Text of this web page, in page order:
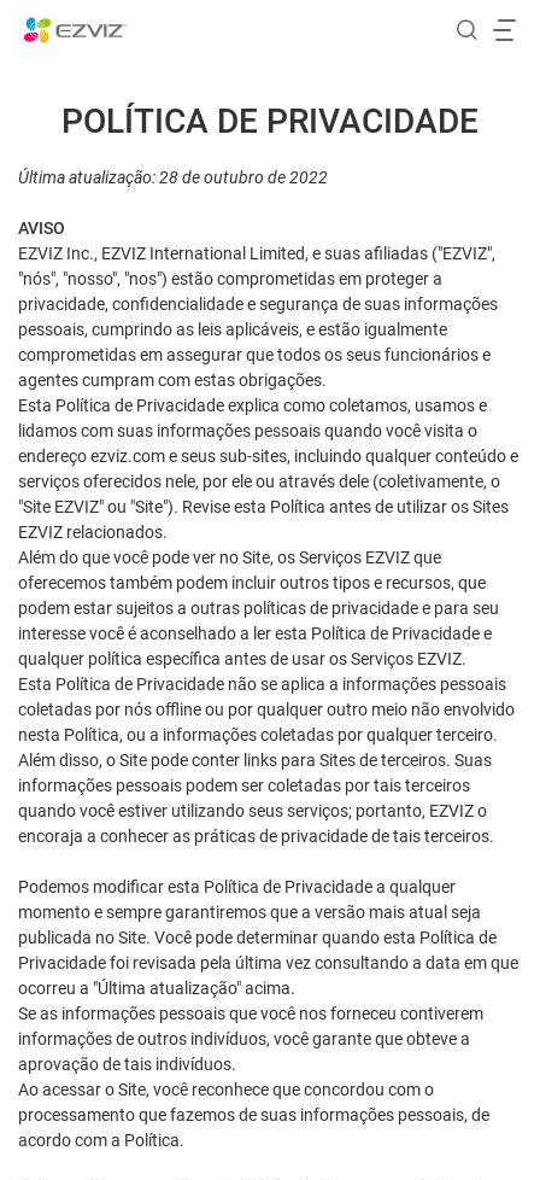
POLÍTICA DE PRIVACIDADE
Última atualização: 28 de outubro de 2022
AVISO
EZVIZ Inc., EZVIZ International Limited, e suas afiliadas ("EZVIZ",
"nós", "nosso", "nos") estão comprometidas em proteger a
privacidade, confidencialidade e segurança de suas informações
pessoais, cumprindo as leis aplicáveis, e estão igualmente
comprometidas em assegurar que todos os seus funcionários e
agentes cumpram com estas obrigações.
Esta Política de Privacidade explica como coletamos, usamos e
lidamos com suas informações pessoais quando você visita o
endereço ezviz.com e seus sub-sites, incluindo qualquer conteúdo e
serviços oferecidos nele, por ele ou através dele (coletivamente, o
"Site EZVIZ" ou "Site"). Revise esta Política antes de utilizar os Sites
EZVIZ relacionados.
Além do que você pode ver no Site, os Serviços EZVIZ que
oferecemos também podem incluir outros tipos e recursos, que
podem estar sujeitos a outras políticas de privacidade e para seu
interesse você é aconselhado a ler esta Política de Privacidade e
qualquer política específica antes de usar os Serviços EZVIZ.
Esta Política de Privacidade não se aplica a informações pessoais
coletadas por nós offline ou por qualquer outro meio não envolvido
nesta Política, ou a informações coletadas por qualquer terceiro.
Além disso, o Site pode conter links para Sites de terceiros. Suas
informações pessoais podem ser coletadas por tais terceiros
quando você estiver utilizando seus serviços; portanto, EZVIZ o
encoraja a conhecer as práticas de privacidade de tais terceiros.
Podemos modificar esta Política de Privacidade a qualquer
momento e sempre garantiremos que a versão mais atual seja
publicada no Site. Você pode determinar quando esta Política de
Privacidade foi revisada pela última vez consultando a data em que
ocorreu a "Última atualização" acima.
Se as informações pessoais que você nos forneceu contiverem
informações de outros indivíduos, você garante que obteve a
aprovação de tais indivíduos.
Ao acessar o Site, você reconhece que concordou com o
processamento que fazemos de suas informações pessoais, de
acordo com a Política.